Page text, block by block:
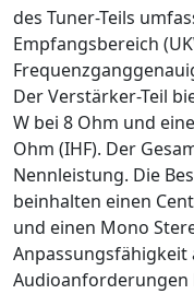
des Tuner-Teils
Empfangsbereich
Der Verstärker-Teil
W bei 8 Ohm und
Ohm (IHF). Der
Nennleistung. Die
beinhalten einen
und einen Mono
Anpassungsfähigkeit
Audioanforderungen